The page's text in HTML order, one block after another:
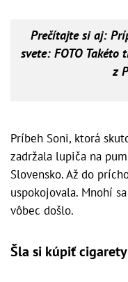
Prečítajte si aj:
svete: FOTO
z
Príbeh Soni, ktorá
zadržala lupiča na
Slovensko. Až do
uspokojovala. Mnohí
vôbec došlo.
Šla si kúpiť cigarety